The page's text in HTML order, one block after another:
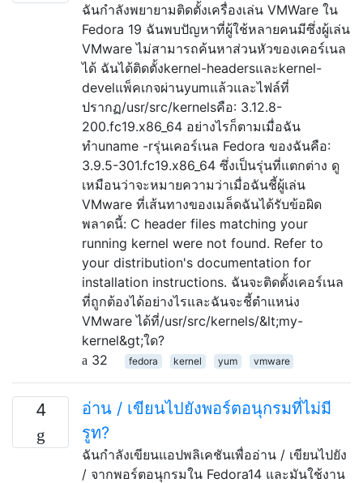
ฉันกำลังพยายามติดตั้งเครื่องเล่น VMWare ใน
Fedora 19 ฉันพบปัญหาที่ผู้ใช้หลายคนมีซึ่งผู้เล่น
VMware ไม่สามารถค้นหาส่วนหัวของเคอร์เนล
ได้ ฉันได้ติดตั้งkernel-headersและkernel-
develแพ็คเกจผ่านyumแล้วและไฟล์ที่
ปรากฏ/usr/src/kernelsคือ: 3.12.8-
200.fc19.x86_64 อย่างไรก็ตามเมื่อฉัน
ทำuname -rรุ่นเคอร์เนล Fedora ของฉันคือ:
3.9.5-301.fc19.x86_64 ซึ่งเป็นรุ่นที่แตกต่าง ดู
เหมือนว่าจะหมายความว่าเมื่อฉันชี้ผู้เล่น
VMware ที่เส้นทางของเมล็ดฉันได้รับข้อผิด
พลาดนี้: C header files matching your
running kernel were not found. Refer to
your distribution's documentation for
installation instructions. ฉันจะติดตั้งเคอร์เนล
ที่ถูกต้องได้อย่างไรและฉันจะชี้ตำแหน่ง
VMware ได้ที่/usr/src/kernels/&lt;my-
kernel&gt;ใด?
32
fedora kernel yum vmware
4
อ่าน / เขียนไปยังพอร์ตอนุกรมที่ไม่มี
รูท?
ฉันกำลังเขียนแอปพลิเคชันเพื่ออ่าน / เขียนไปยัง
/ จากพอร์ตอนุกรมใน Fedora14 และมันใช้งาน